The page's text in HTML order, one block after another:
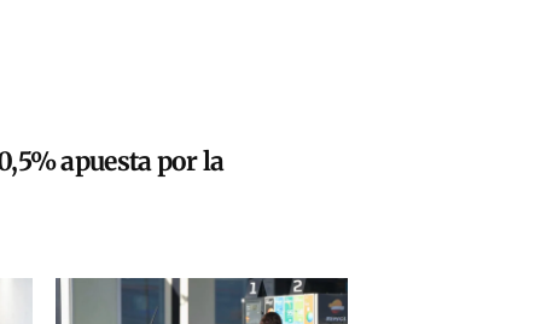
apuesta por la